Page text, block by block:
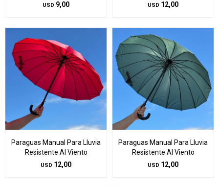
USD 9,00 USD 12,00
Paraguas Manual Para Lluvia
Resistente Al Viento
USD 12,00
Paraguas Manual Para Lluvia
Resistente Al Viento
USD 12,00